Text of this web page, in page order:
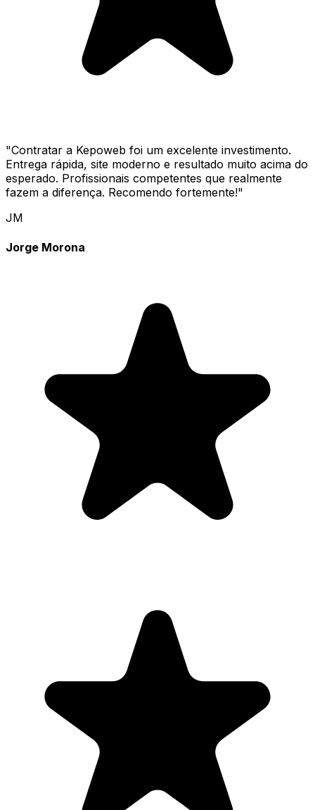
"Contratar a Kepoweb foi um excelente investimento.
Entrega rápida, site moderno e resultado muito acima do
esperado. Profissionais competentes que realmente
fazem a diferença. Recomendo fortemente!"
JM
Jorge Morona